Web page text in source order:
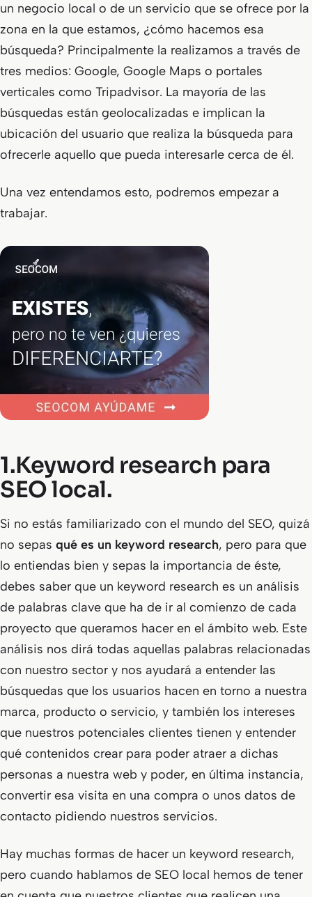
un negocio local o de un servicio que se ofrece por la
zona en la que estamos, ¿cómo hacemos esa
búsqueda? Principalmente la realizamos a través de
tres medios: Google, Google Maps o portales
verticales como Tripadvisor. La mayoría de las
búsquedas están geolocalizadas e implican la
ubicación del usuario que realiza la búsqueda para
ofrecerle aquello que pueda interesarle cerca de él.
Una vez entendamos esto, podremos empezar a
trabajar.
1.Keyword research para
SEO local.
Si no estás familiarizado con el mundo del SEO, quizá
no sepas qué es un keyword research, pero para que
lo entiendas bien y sepas la importancia de éste,
debes saber que un keyword research es un análisis
de palabras clave que ha de ir al comienzo de cada
proyecto que queramos hacer en el ámbito web. Este
análisis nos dirá todas aquellas palabras relacionadas
con nuestro sector y nos ayudará a entender las
búsquedas que los usuarios hacen en torno a nuestra
marca, producto o servicio, y también los intereses
que nuestros potenciales clientes tienen y entender
qué contenidos crear para poder atraer a dichas
personas a nuestra web y poder, en última instancia,
convertir esa visita en una compra o unos datos de
contacto pidiendo nuestros servicios.
Hay muchas formas de hacer un keyword research,
pero cuando hablamos de SEO local hemos de tener